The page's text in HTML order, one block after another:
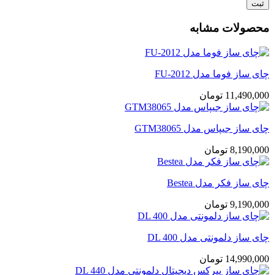
محصولات مشابه
چای ساز فوما مدل FU-2012
11,490,000 تومان
چای ساز جیپاس مدل GTM38065
8,190,000 تومان
چای ساز فکر مدل Bestea
9,190,000 تومان
چای ساز دلمونتی مدل DL 400
14,990,000 تومان